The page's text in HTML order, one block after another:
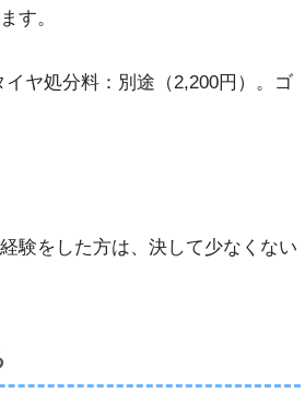
す。
ヤ処分料：別途（2,200円）。ゴ
験をした方は、決して少なくない